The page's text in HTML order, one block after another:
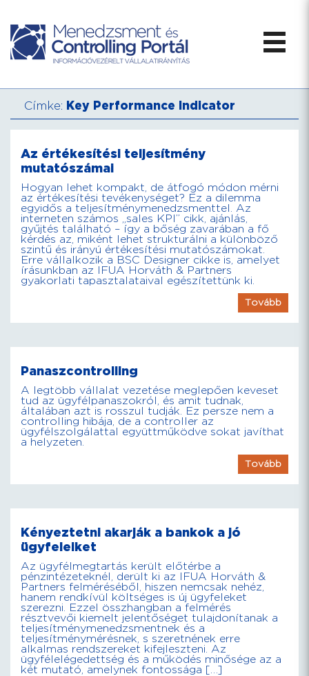
Címke: Key Performance Indicator
Az értékesítési teljesítmény
mutatószámai
Hogyan lehet kompakt, de átfogó módon mérni
az értékesítési tevékenységet? Ez a dilemma
egyidős a teljesítménymenedzsmenttel. Az
interneten számos „sales KPI” cikk, ajánlás,
gyűjtés található – így a bőség zavarában a fő
kérdés az, miként lehet strukturálni a különböző
szintű és irányú értékesítési mutatószámokat.
Erre vállalkozik a BSC Designer cikke is, amelyet
írásunkban az IFUA Horváth & Partners
gyakorlati tapasztalataival egészítettünk ki.
Tovább
Panaszcontrolling
A legtöbb vállalat vezetése meglepően keveset
tud az ügyfélpanaszokról, és amit tudnak,
általában azt is rosszul tudják. Ez persze nem a
controlling hibája, de a controller az
ügyfélszolgálattal együttműködve sokat javíthat
a helyzeten.
Tovább
Kényeztetni akarják a bankok a jó
ügyfeleiket
Az ügyfélmegtartás került előtérbe a
pénzintézeteknél, derült ki az IFUA Horváth &
Partners felméréséből, hiszen nemcsak nehéz,
hanem rendkívül költséges is új ügyfeleket
szerezni. Ezzel összhangban a felmérés
résztvevői kiemelt jelentőséget tulajdonítanak a
teljesítménymenedzsmentnek és a
teljesítménymérésnek, s szeretnének erre
alkalmas rendszereket kifejleszteni. Az
ügyfélelégedettség és a működés minősége az a
két mutató, amelynek fontossága […]